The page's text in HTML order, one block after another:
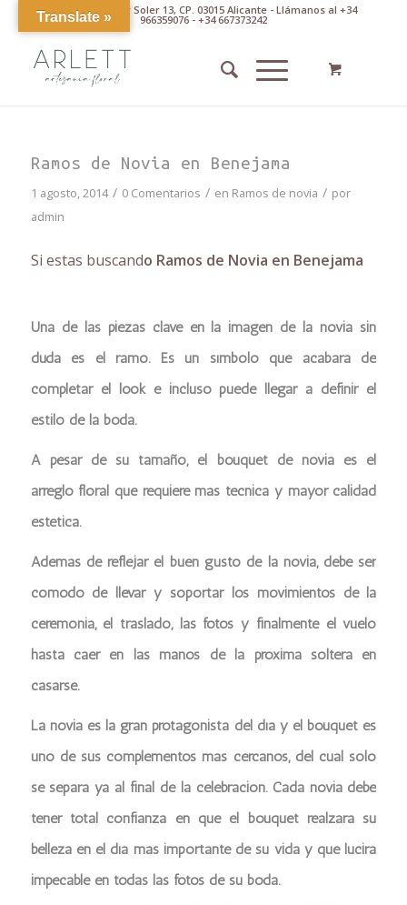
Av. Pintor Xavier Soler 13, CP. 03015 Alicante - Llámanos al +34
966359076 - +34 667373242
Ramos de Novia en Benejama
1 agosto, 2014 / 0 Comentarios / en Ramos de novia / por
admin
Si estas buscando Ramos de Novia en Benejama
Una de las piezas clave en la imagen de la novia sin
duda es el ramo. Es un símbolo que acabará de
completar el look e incluso puede llegar a definir el
estilo de la boda.
A pesar de su tamaño, el bouquet de novia es el
arreglo floral que requiere más técnica y mayor calidad
estética.
Además de reflejar el buen gusto de la novia, debe ser
cómodo de llevar y soportar los movimientos de la
ceremonia, el traslado, las fotos y finalmente el vuelo
hasta caer en las manos de la próxima soltera en
casarse.
La novia es la gran protagonista del día y el bouquet es
uno de sus complementos más cercanos, del cual sólo
se separa ya al final de la celebración. Cada novia debe
tener total confianza en que el bouquet realzará su
belleza en el día más importante de su vida y que lucirá
impecable en todas las fotos de su boda.
Translate »